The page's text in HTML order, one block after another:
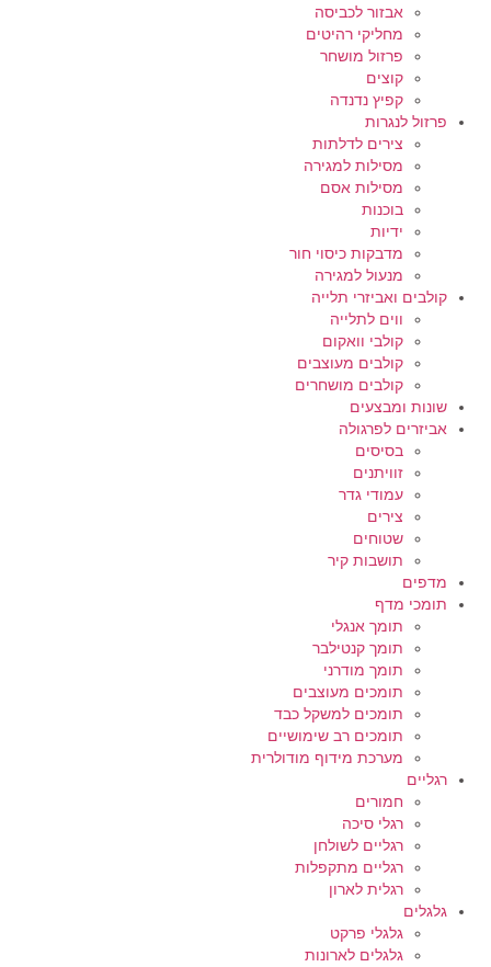
אבזור לכביסה
מחליקי רהיטים
פרזול מושחר
קוצים
קפיץ נדנדה
פרזול לנגרות
צירים לדלתות
מסילות למגירה
מסילות אסם
בוכנות
ידיות
מדבקות כיסוי חור
מנעול למגירה
קולבים ואביזרי תלייה
ווים לתלייה
קולבי וואקום
קולבים מעוצבים
קולבים מושחרים
שונות ומבצעים
אביזרים לפרגולה
בסיסים
זוויתנים
עמודי גדר
צירים
שטוחים
תושבות קיר
מדפים
תומכי מדף
תומך אנגלי
תומך קנטילבר
תומך מודרני
תומכים מעוצבים
תומכים למשקל כבד
תומכים רב שימושיים
מערכת מידוף מודולרית
רגליים
חמורים
רגלי סיכה
רגליים לשולחן
רגליים מתקפלות
רגלית לארון
גלגלים
גלגלי פרקט
גלגלים לארונות